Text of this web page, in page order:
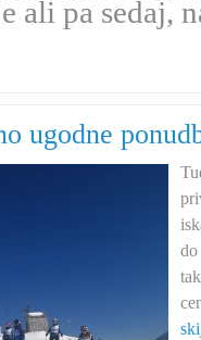
ali pa sedaj,
ugodne
do